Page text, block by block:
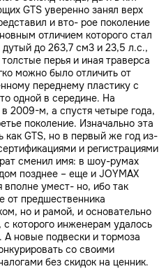
GTS уверенно занял верх
и вто- рое поколение
отличием которого стал
до 263,7 см3 и 23,5 л.с.,
перья и иная траверса
можно было отличить от
переднему пластику с
одной в середине. На
2009-м, а спустя четыре года,
поколение. Изначально эта
как GTS, но в первый же год из-
и регистрациями
сменил имя: в шоу-румах
позднее – еще и JOYMAX
умест- но, ибо так
от предшественника
но и рамой, и основательно
которого инженерам удалось
новые подвески и тормоза
со своими
без скидок на ценник.